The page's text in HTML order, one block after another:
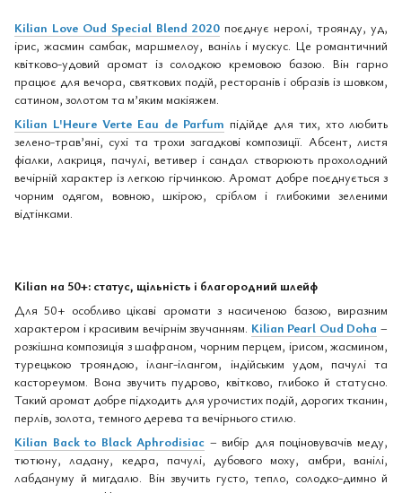
Kilian Love Oud Special Blend 2020 поєднує неролі, троянду, уд,
ірис, жасмин самбак, маршмелоу, ваніль і мускус. Це романтичний
квітково-удовий аромат із солодкою кремовою базою. Він гарно
працює для вечора, святкових подій, ресторанів і образів із шовком,
сатином, золотом та м’яким макіяжем.
Kilian L'Heure Verte Eau de Parfum підійде для тих, хто любить
зелено-трав’яні, сухі та трохи загадкові композиції. Абсент, листя
фіалки, лакриця, пачулі, ветивер і сандал створюють прохолодний
вечірній характер із легкою гірчинкою. Аромат добре поєднується з
чорним одягом, вовною, шкірою, сріблом і глибокими зеленими
відтінками.
Kilian на 50+: статус, щільність і благородний шлейф
Для 50+ особливо цікаві аромати з насиченою базою, виразним
характером і красивим вечірнім звучанням. Kilian Pearl Oud Doha –
розкішна композиція з шафраном, чорним перцем, ірисом, жасмином,
турецькою трояндою, іланг-ілангом, індійським удом, пачулі та
кастореумом. Вона звучить пудрово, квітково, глибоко й статусно.
Такий аромат добре підходить для урочистих подій, дорогих тканин,
перлів, золота, темного дерева та вечірнього стилю.
Kilian Back to Black Aphrodisiac – вибір для поціновувачів меду,
тютюну, ладану, кедра, пачулі, дубового моху, амбри, ванілі,
лабдануму й мигдалю. Він звучить густо, тепло, солодко-димно й